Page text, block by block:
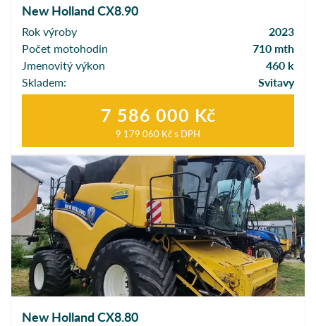
New Holland CX8.90
Rok výroby
2023
Počet motohodin
710 mth
Jmenovitý výkon
460 k
Skladem:
Svitavy
7 586 000 Kč
9 179 060 Kčs DPH
New Holland CX8.80